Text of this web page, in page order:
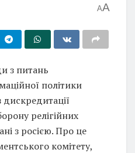
AA
з питань
політики
релігійних
з росією. Про це
комітету,